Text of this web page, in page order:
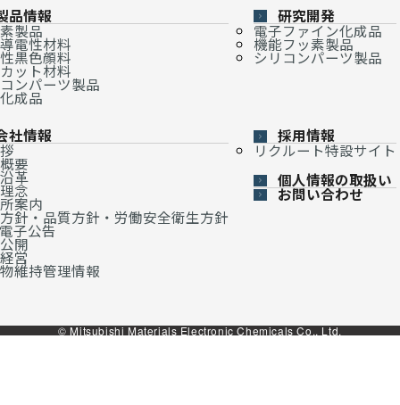
品情報
製品
電性材料
黒色顔料
ット材料
ンパーツ製品
成品
研究開発
電子ファイン化成品
機能フッ素製品
シリコンパーツ製品
社情報
要
革
念
案内
針・品質方針・労働安全衛生方針
子公告
開
営
維持管理情報
採用情報
リクルート特設サイト
個人情報の取扱い
お問い合わせ
© Mitsubishi Materials Electronic Chemicals Co., Ltd.